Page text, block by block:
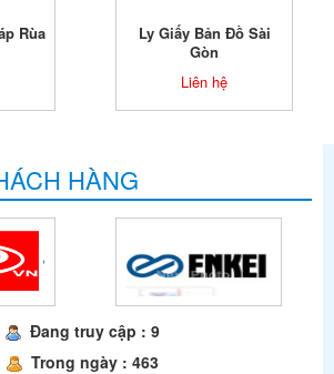
Rùa
Ly Giấy Bản Đồ Sài
Gòn
Liên hệ
HÀNG
Đang truy cập : 9
Trong ngày : 463